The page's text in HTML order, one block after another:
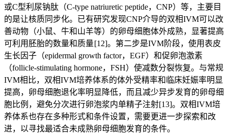
或C型利尿钠肽（C-type natriuretic peptide，CNP）等，主要目
的是让核质同步化。已有研究发现CNP介导的双相IVM可以改
善动物（小鼠、牛和山羊等）的卵母细胞体外成熟，显著提高
可利用胚胎的数量和质量 [12]。第二步是IVM阶段，使用表皮
生长因子（epidermal growth factor，EGF）和促卵泡激素
（follicle-stimulating hormone，FSH）使减数分裂恢复。与常规
IVM相比，双相IVM培养体系的体外受精率和临床妊娠率明显
提高，卵母细胞退化率明显降低，而且减少异步发育的卵母细
胞比例，避免分次进行卵泡浆内单精子注射[13]。双相IVM培
养体系也存在多种形式和条件设置，需要更进一步探索和改
进，以寻找最适合未成熟卵母细胞发育的条件。